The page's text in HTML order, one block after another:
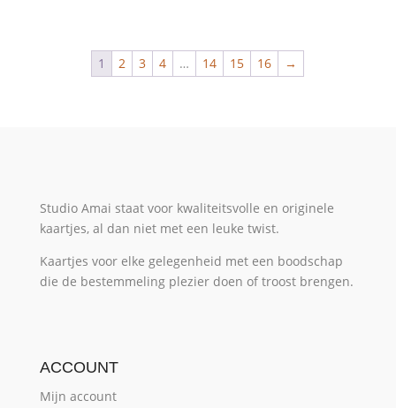
1 2 3 4 … 14 15 16 →
Studio Amai staat voor kwaliteitsvolle en originele
kaartjes, al dan niet met een leuke twist.
Kaartjes voor elke gelegenheid met een boodschap
die de bestemmeling plezier doen of troost brengen.
ACCOUNT
Mijn account